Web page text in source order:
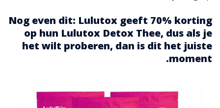
Nog even dit: Lulutox geeft 70% korting
op hun Lulutox Detox Thee, dus als je
het wilt proberen, dan is dit het juiste
moment.